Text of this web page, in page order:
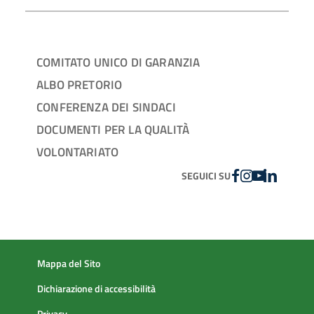
COMITATO UNICO DI GARANZIA
ALBO PRETORIO
CONFERENZA DEI SINDACI
DOCUMENTI PER LA QUALITÀ
VOLONTARIATO
SEGUICI SUFACEBOOK
INSTAGRAM
YOUTUBE
LINKEDIN
Mappa del Sito
Dichiarazione di accessibilità